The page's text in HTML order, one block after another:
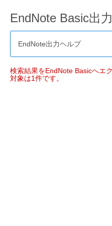
EndNote Basic出力
EndNote出力ヘルプ
検索結果をEndNote Basicへエ
対象は1件です。